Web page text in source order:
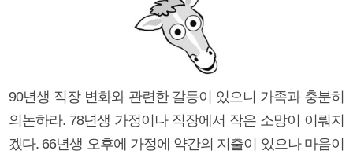
90년생 직장 변화와 관련한 갈등이 있으니 가족과 충분히
의논하라. 78년생 가정이나 직장에서 작은 소망이 이뤄지
겠다. 66년생 오후에 가정에 약간의 지출이 있으나 마음이